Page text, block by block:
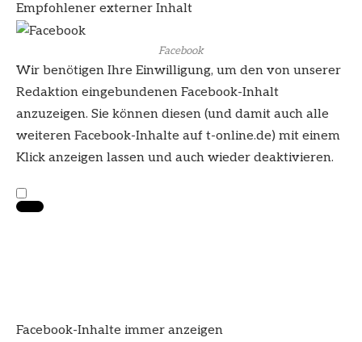
Empfohlener externer Inhalt
Facebook
Wir benötigen Ihre Einwilligung, um den von unserer
Redaktion eingebundenen Facebook-Inhalt
anzuzeigen. Sie können diesen (und damit auch alle
weiteren Facebook-Inhalte auf t-online.de) mit einem
Klick anzeigen lassen und auch wieder deaktivieren.
Facebook-Inhalte immer anzeigen